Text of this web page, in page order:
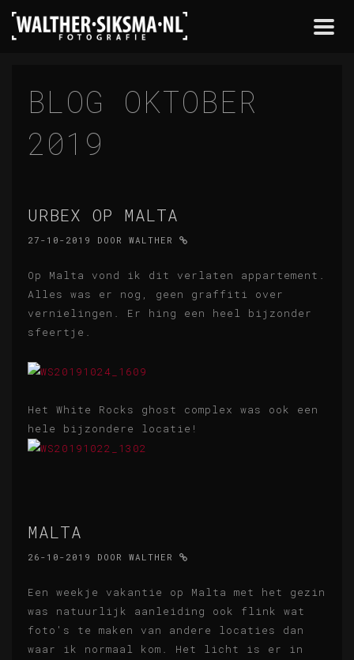
BLOG OKTOBER
2019
URBEX OP MALTA
27-10-2019 DOOR WALTHER
Op Malta vond ik dit verlaten appartement.
Alles was er nog, geen graffiti over
vernielingen. Er hing een heel bijzonder
sfeertje.
Het White Rocks ghost complex was ook een
hele bijzondere locatie!
MALTA
26-10-2019 DOOR WALTHER
Een weekje vakantie op Malta met het gezin
was natuurlijk aanleiding ook flink wat
foto's te maken van andere locaties dan
waar ik normaal kom. Het licht is er in